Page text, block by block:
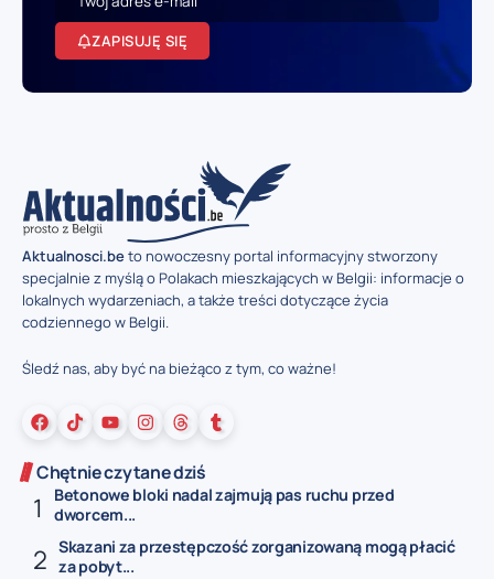
ZAPISUJĘ SIĘ
Aktualnosci.beto nowoczesny portal informacyjny stworzony
specjalnie z myślą o Polakach mieszkających w Belgii: informacje o
lokalnych wydarzeniach, a także treści dotyczące życia
codziennego w Belgii.
Śledź nas, aby być na bieżąco z tym, co ważne!
Chętnie czytane dziś
Betonowe bloki nadal zajmują pas ruchu przed
dworcem...
Skazani za przestępczość zorganizowaną mogą płacić
za pobyt...